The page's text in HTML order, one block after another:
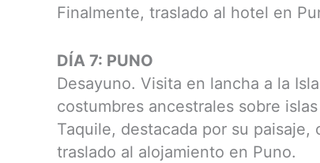
Finalmente, traslado al hotel en
DÍA 7: PUNO
Desayuno. Visita en lancha a la
costumbres ancestrales sobre
Taquile, destacada por su
traslado al alojamiento en Puno.